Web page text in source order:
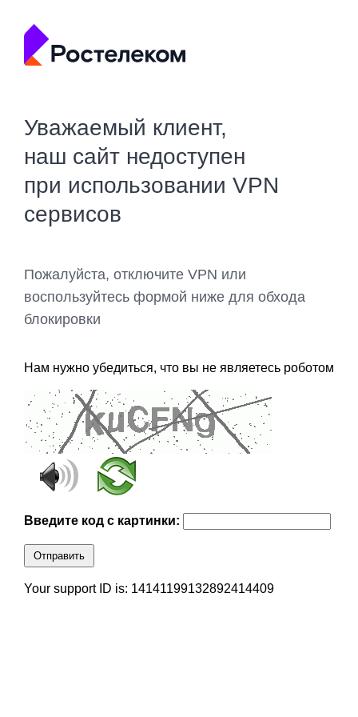
Уважаемый клиент,
наш сайт недоступен
при использовании VPN
сервисов
Пожалуйста, отключите VPN или
воспользуйтесь формой ниже для обхода
блокировки
Нам нужно убедиться, что вы не являетесь роботом
Введите код с картинки:
Отправить
Your support ID is: 14141199132892414409